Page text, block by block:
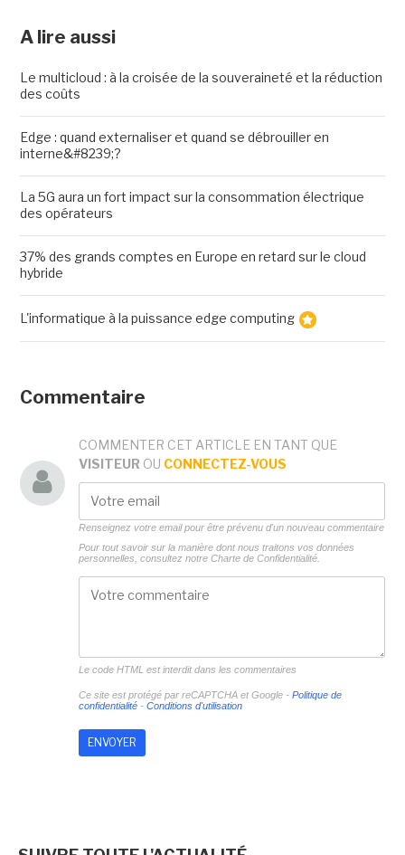
A lire aussi
Le multicloud : à la croisée de la souveraineté et la réduction
des coûts
Edge : quand externaliser et quand se débrouiller en
interne&#8239;?
La 5G aura un fort impact sur la consommation électrique
des opérateurs
37% des grands comptes en Europe en retard sur le cloud
hybride
L'informatique à la puissance edge computing
Commentaire
COMMENTER CET ARTICLE EN TANT QUE
VISITEUR OU CONNECTEZ-VOUS
Renseignez votre email pour être prévenu d'un nouveau commentaire
Pour tout savoir sur la manière dont nous traitons vos données
personnelles, consultez notre Charte de Confidentialité.
Le code HTML est interdit dans les commentaires
Ce site est protégé par reCAPTCHA et Google - Politique de
confidentialité- Conditions d'utilisation